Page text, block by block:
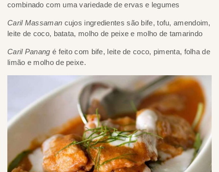
combinado com uma variedade de ervas e legumes
Caril Massaman cujos ingredientes são bife, tofu, amendoim,
leite de coco, batata, molho de peixe e molho de tamarindo
Caril Panang é feito com bife, leite de coco, pimenta, folha de
limão e molho de peixe.